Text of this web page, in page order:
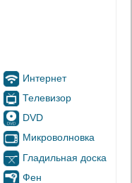
Интернет
Телевизор
DVD
Микроволновка
Гладильная доска
Фен